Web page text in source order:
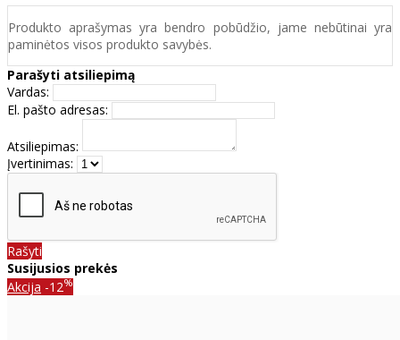
Produkto aprašymas yra bendro pobūdžio, jame nebūtinai yra
paminėtos visos produkto savybės.
Parašyti atsiliepimą
Vardas:
El. pašto adresas:
Atsiliepimas:
Įvertinimas:
Rašyti
Susijusios prekės
Akcija -12%